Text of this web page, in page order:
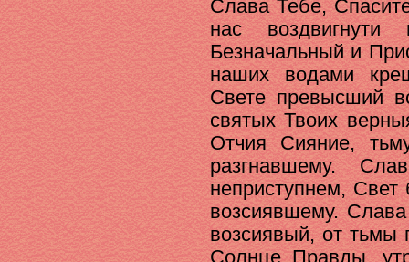
Слава Тебе,
нас воздвигнути
Безначальный и
наших водами
Свете превысший
святых Твоих
Отчия Сияние,
разгнавшему.
неприступнем,
возсиявшему.
возсиявый, от тьмы